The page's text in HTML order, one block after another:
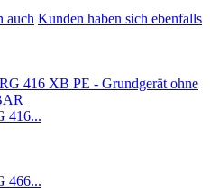
auch Kunden haben sich ebenfalls
416...
466...